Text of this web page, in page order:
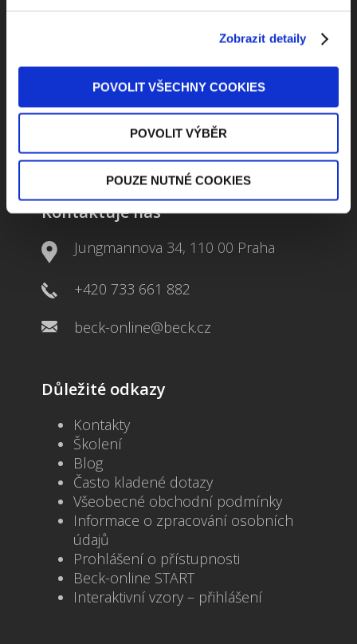
Zobrazit detaily
POVOLIT VŠECHNY COOKIES
POVOLIT VÝBĚR
POUZE NUTNÉ COOKIES
ODEBÍRAT NEWSLETTER
Kontaktuje nás
Jungmannova 34, 110 00 Praha
+420 733 661 882
beck-online@beck.cz
Důležité odkazy
Kontakty
Školení
Blog
Často kladené dotazy
Všeobecné obchodní podmínky
Informace o zpracování osobních
údajů
Prohlášení o přístupnosti
Beck-online START
Interaktivní vzory – přihlášení